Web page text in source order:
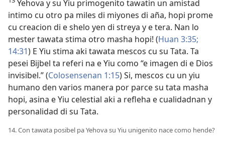
Yehova y su Yiu primogenito tawatin un amistad
intimo cu otro pa miles di miyones di aña, hopi prome
cu creacion di e shelo yen di streya y e tera. Nan lo
mester tawata stima otro masha hopi! (Huan 3:35;
14:31) E Yiu stima aki tawata mescos cu su Tata. Ta
pesei Bijbel ta referi na e Yiu como “e imagen di e Dios
invisibel.” (Colosensenan 1:15) Si, mescos cu un yiu
humano den varios manera por parce su tata masha
hopi, asina e Yiu celestial aki a refleha e cualidadnan y
personalidad di su Tata.
14. Con tawata posibel pa Yehova su Yiu unigenito nace como hende?